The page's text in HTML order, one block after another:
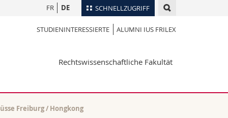
SCHNELLZUGRIFF
Personenverzeichnis
Bibliotheken
Vorlesungsverzeichnis
MyUnifr
FR DE
STUDIENINTERESSIERTE ALUMNI IUS FRILEX
Rechtswissenschaftliche Fakultät
Freiburg / Hongkong